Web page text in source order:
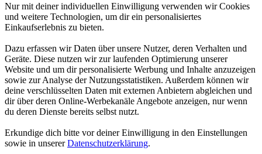
Nur mit deiner individuellen Einwilligung verwenden wir Cookies
und weitere Technologien, um dir ein personalisiertes
Einkaufserlebnis zu bieten.
Dazu erfassen wir Daten über unsere Nutzer, deren Verhalten und
Geräte. Diese nutzen wir zur laufenden Optimierung unserer
Website und um dir personalisierte Werbung und Inhalte anzuzeigen
sowie zur Analyse der Nutzungsstatistiken. Außerdem können wir
deine verschlüsselten Daten mit externen Anbietern abgleichen und
dir über deren Online-Werbekanäle Angebote anzeigen, nur wenn
du deren Dienste bereits selbst nutzt.
Erkundige dich bitte vor deiner Einwilligung in den Einstellungen
sowie in unsererDatenschutzerklärung.